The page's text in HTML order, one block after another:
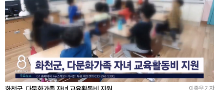
이종우 기자